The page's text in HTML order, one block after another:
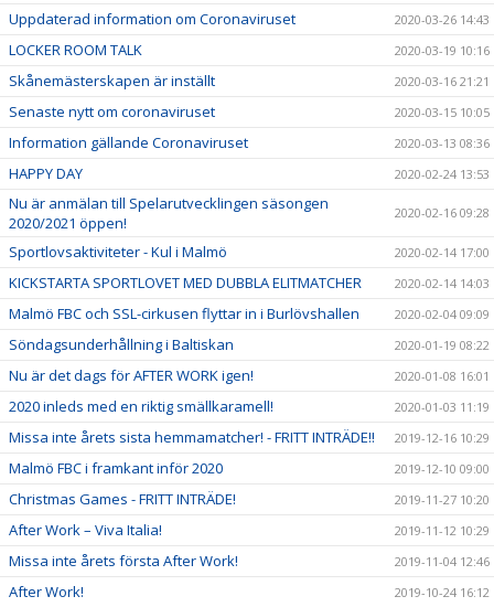
Uppdaterad information om Coronaviruset 2020-03-26 14:43
LOCKER ROOM TALK 2020-03-19 10:16
Skånemästerskapen är inställt 2020-03-16 21:21
Senaste nytt om coronaviruset 2020-03-15 10:05
Information gällande Coronaviruset 2020-03-13 08:36
HAPPY DAY 2020-02-24 13:53
Nu är anmälan till Spelarutvecklingen säsongen
2020/2021 öppen!
2020-02-16 09:28
Sportlovsaktiviteter - Kul i Malmö 2020-02-14 17:00
KICKSTARTA SPORTLOVET MED DUBBLA ELITMATCHER 2020-02-14 14:03
Malmö FBC och SSL-cirkusen flyttar in i Burlövshallen 2020-02-04 09:09
Söndagsunderhållning i Baltiskan 2020-01-19 08:22
Nu är det dags för AFTER WORK igen! 2020-01-08 16:01
2020 inleds med en riktig smällkaramell! 2020-01-03 11:19
Missa inte årets sista hemmamatcher! - FRITT INTRÄDE!! 2019-12-16 10:29
Malmö FBC i framkant inför 2020 2019-12-10 09:00
Christmas Games - FRITT INTRÄDE! 2019-11-27 10:20
After Work – Viva Italia! 2019-11-12 10:29
Missa inte årets första After Work! 2019-11-04 12:46
After Work! 2019-10-24 16:12